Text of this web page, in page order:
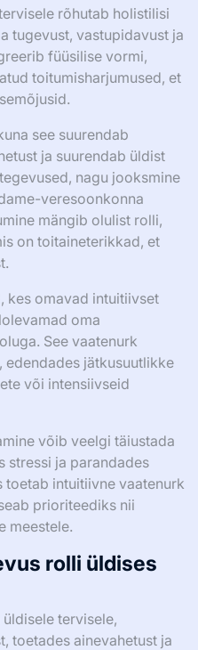
rõhutab holistilisi
tugevust, vastupidavust ja
füüsilise vormi,
toitumisharjumused, et
see suurendab
ja suurendab üldist
nagu jooksmine
veresoonkonna
mängib olulist rolli,
on toitaineterikkad, et
kes omavad intuitiivset
oma
See vaatenurk
edendades jätkusuutlikke
või intensiivseid
võib veelgi täiustada
stressi ja parandades
intuitiivne vaatenurk
prioriteediks nii
meestele.
rolli üldises
tervisele,
toetades ainevahetust ja